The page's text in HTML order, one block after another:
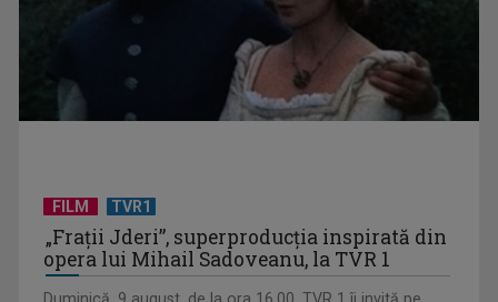
Chinul migranților ilegali pentru a obține o nouă viză de
FILM TVR1
„Frații Jderi”, superproducția inspirată din
opera lui Mihail Sadoveanu, la TVR 1